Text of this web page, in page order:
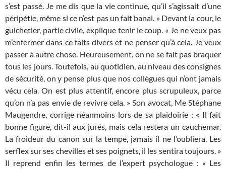
s’est passé. Je me dis que la vie continue, qu’il s’agissait d’une
péripétie, même si ce n’est pas un fait banal. » Devant la cour, le
guichetier, partie civile, explique tenir le coup. « Je ne veux pas
m’enfermer dans ce faits divers et ne penser qu’à cela. Je veux
passer à autre chose. Heureusement, on ne se fait pas braquer
tous les jours. Toutefois, au quotidien, au niveau des consignes
de sécurité, on y pense plus que nos collègues qui n’ont jamais
vécu cela. On est plus attentif, encore plus scrupuleux, parce
qu’on n’a pas envie de revivre cela. » Son avocat, Me Stéphane
Maugendre, corrige néanmoins lors de sa plaidoirie : « Il fait
bonne figure, dit-il aux jurés, mais cela restera un cauchemar.
La froideur du canon sur la tempe, jamais il ne l’oubliera. Les
serflex sur ses chevilles et ses poignets, il les sentira toujours. »
Il reprend enfin les termes de l’expert psychologue : « Les